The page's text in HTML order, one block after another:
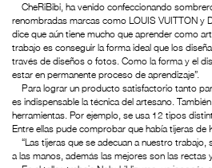
CheRiBibi, ha venido confeccionando
renombradas marcas como LOUIS VUITTON y
dice que aún tiene mucho que aprender como
trabajo es conseguir la forma ideal que los
través de diseños o fotos. Como la forma y el
estar en permanente proceso de aprendizaje”.
Para lograr un producto satisfactorio tanto
es indispensable la técnica del artesano.
herramientas. Por ejemplo, se usa 12 tipos
Entre ellas pude comprobar que había tijeras de
“Las tijeras que se adecuan a nuestro trabajo,
a las manos, además las mejores son las rectas